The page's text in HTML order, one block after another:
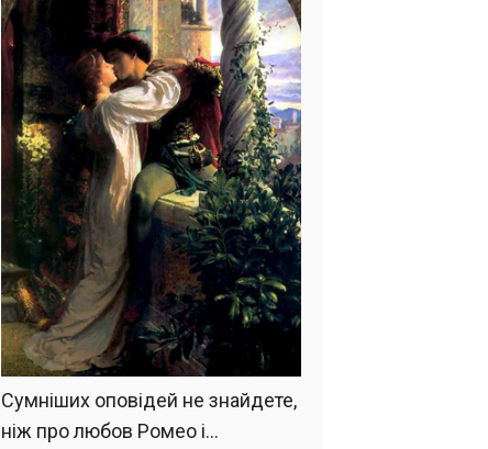
Сумніших оповідей не знайдете,
ніж про любов Ромео і…